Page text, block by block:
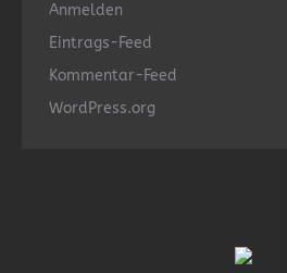
Anmelden
Eintrags-Feed
Kommentar-Feed
WordPress.org